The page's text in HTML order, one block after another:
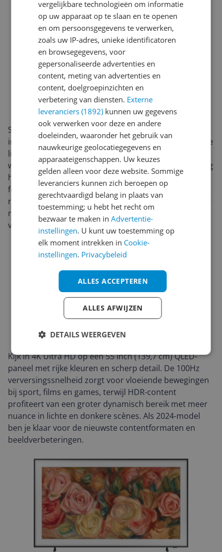
Samsung The Frame 55" is ontworpen om op te gaan
in je interieur. Met zijn schilderijlijfstijl en verwisselbare
lijsten (optioneel) verandert hij in een kunstwerk
wanneer je niet kijkt. De matte, reflectiearme afwerking
helpt hinderlijke schitteringen te verminderen, zodat
foto’s en kunst in Art Mode natuurlijk ogen. Dunne
randen en een strakke, vlakke montage tegen de muur
maken van je tv een stijlobject in plaats van een zwart
vlak.
Kijk in 4K Ultra HD op een 55 inch (139,7 cm) QLED-
paneel met rijke kleuren en scherp detail. De 100Hz
verversingssnelheid zorgt voor vloeiende bewegingen
bij sport, films en games, terwijl HDR-content
profiteert van een groter dynamisch bereik met meer
nuance in lichte en donkere scènes. Als 2024-model
ben je klaar voor de nieuwste contentformaten en
beeldverbeteringen.
vergelijkbare technologieën om informatie
op uw apparaat op te slaan en te openen
en om persoonsgegevens te verwerken,
zoals uw IP-adres, unieke identificatoren
en browsegegevens, voor
gepersonaliseerde advertenties en
content, meting van advertenties en
content, doelgroepinzichten en
verbetering van diensten. Externe
leveranciers (1892) kunnen uw gegevens
ook verwerken voor deze en andere
doeleinden, waaronder het gebruik van
nauwkeurige geolocatiegegevens en
apparaateigenschappen. Uw keuzes
gelden alleen voor deze website. Sommige
leveranciers kunnen zich beroepen op
gerechtvaardigd belang in plaats van
toestemming; u hebt het recht om
bezwaar te maken inAdvertentie-
instellingen. U kunt uw toestemming op
elk moment intrekken in Cookie-
instellingen. Privacybeleid
ALLES ACCEPTEREN
ALLES AFWIJZEN
DETAILS WEERGEVEN